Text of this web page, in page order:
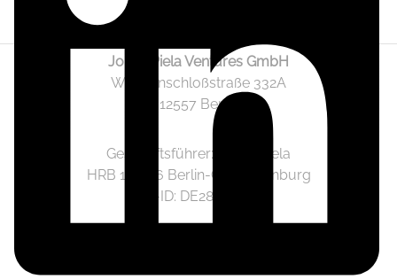
Jonas Piela Ventures GmbH
Wendenschloßstraße 332A
12557 Berlin
Geschäftsführer: Jonas Piela
HRB 141236 Berlin-Charlottenburg
Ust.-ID: DE282633825